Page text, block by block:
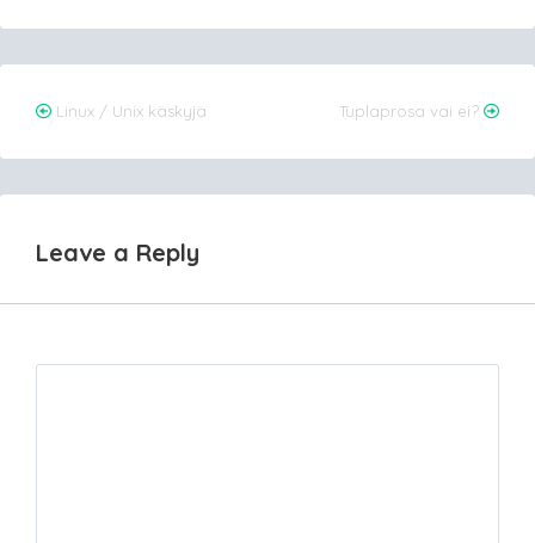
Post
navigation
Linux / Unix käskyjä Tuplaprosa vai ei?
Leave a Reply